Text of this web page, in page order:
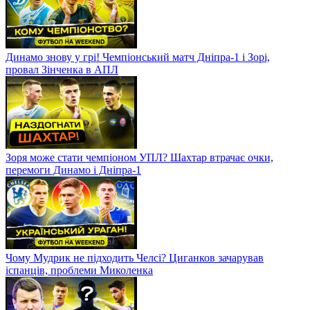
Динамо знову у грі! Чемпіонський матч Дніпра-1 і Зорі,
провал Зінченка в АПЛ
Зоря може стати чемпіоном УПЛ? Шахтар втрачає очки,
перемоги Динамо і Дніпра-1
Чому Мудрик не підходить Челсі? Циганков зачарував
іспанців, проблеми Миколенка